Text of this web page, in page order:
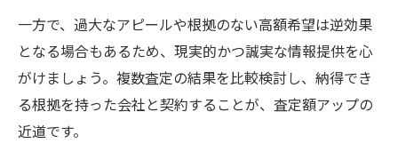
一方で、過大なアピールや根拠のない高額希望は逆効果
となる場合もあるため、現実的かつ誠実な情報提供を心
がけましょう。複数査定の結果を比較検討し、納得でき
る根拠を持った会社と契約することが、査定額アップの
近道です。